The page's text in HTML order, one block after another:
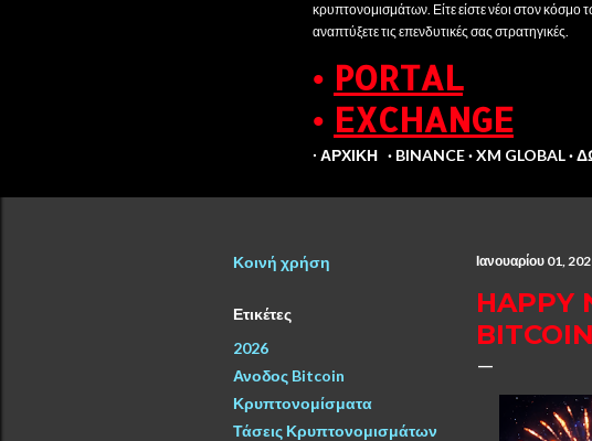
κρυπτονομισμάτων. Είτε είστε νέοι στον κόσμο
αναπτύξετε τις επενδυτικές σας στρατηγικές.
• PORTAL
• EXCHANGE
∙ ΑΡΧΙΚΉ BINANCE XM GLOBAL
Κοινή χρήση
Ετικέτες
2026
Ανοδος Bitcoin
Κρυπτονομίσματα
Τάσεις Κρυπτονομισμάτων
Ιανουαρίου 01,
HAPPY